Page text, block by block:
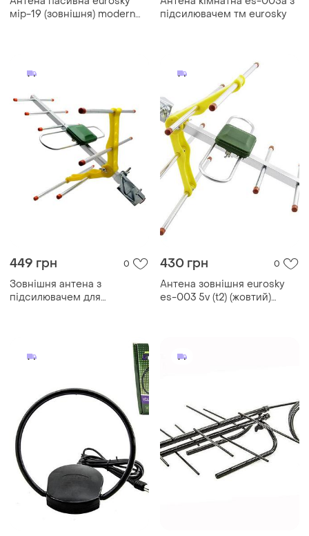
мір-19 (зовнішня) modern
підсилювачем тм eurosky
449 грн 0
Зовнішня антена з
підсилювачем для
430 грн 0
Антена зовнішня eurosky
es-003 5v (t2) (жовтий)